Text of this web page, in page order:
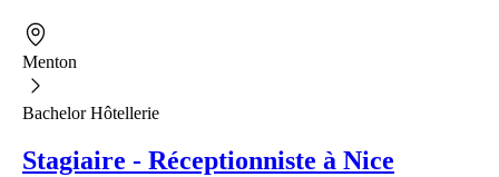
Menton
Bachelor Hôtellerie
Stagiaire - Réceptionniste à Nice